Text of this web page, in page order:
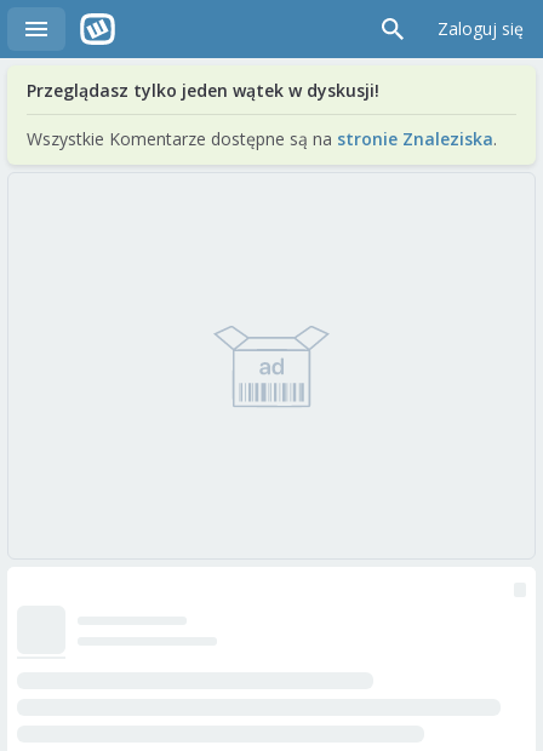
Zaloguj się
Przeglądasz tylko jeden wątek w dyskusji!
Wszystkie Komentarze dostępne są na stronie Znaleziska.